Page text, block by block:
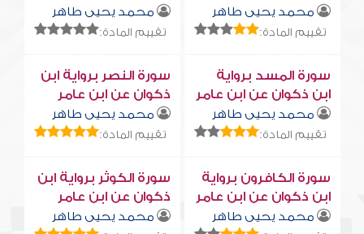
محمد يحيى طاهر
تقييم المادة:
محمد يحيى طاهر
تقييم المادة:
سورة المسد برواية
ابن ذكوان عن ابن عامر
محمد يحيى طاهر
تقييم المادة:
سورة النصر برواية ابن
ذكوان عن ابن عامر
محمد يحيى طاهر
تقييم المادة:
سورة الكافرون برواية
ابن ذكوان عن ابن عامر
محمد يحيى طاهر
سورة الكوثر برواية ابن
ذكوان عن ابن عامر
محمد يحيى طاهر